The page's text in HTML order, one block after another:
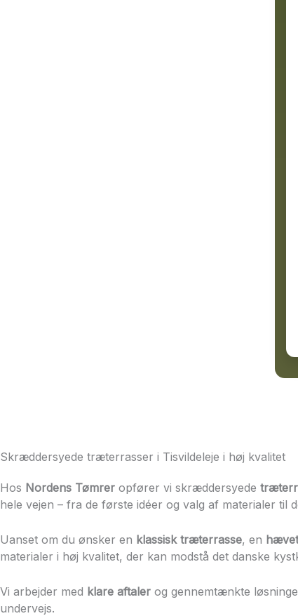
Skræddersyede træterrasser i Tisvildeleje i høj kvalitet
Hos Nordens Tømrer opfører vi skræddersyede
hele vejen – fra de første idéer og valg af materialer til
Uanset om du ønsker en klassisk træterrasse, en
materialer i høj kvalitet, der kan modstå det danske
Vi arbejder med klare aftaler og gennemtænkte
undervejs.